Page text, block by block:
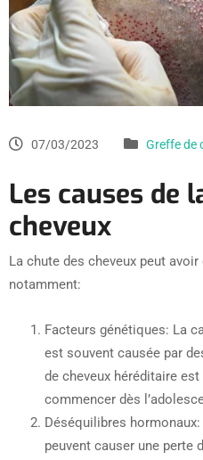
07/03/2023 Greffe de
Les causes de
cheveux
La chute des cheveux peut
notamment:
Facteurs génétiques: La
est souvent causée par
de cheveux héréditaire
commencer dès
Déséquilibres
peuvent causer une perte